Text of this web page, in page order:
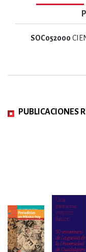
SOC052000
PUBLICACIONES